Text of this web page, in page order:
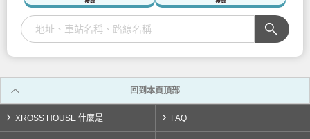
回到本頁頂部
XROSS HOUSE 什麼是 FAQ